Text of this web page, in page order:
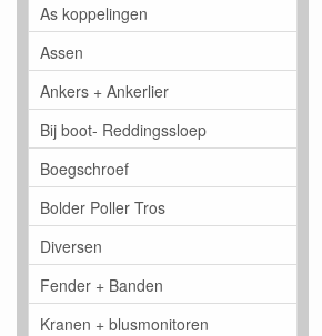
As koppelingen
Assen
Ankers + Ankerlier
Bij boot- Reddingssloep
Boegschroef
Bolder Poller Tros
Diversen
Fender + Banden
Kranen + blusmonitoren